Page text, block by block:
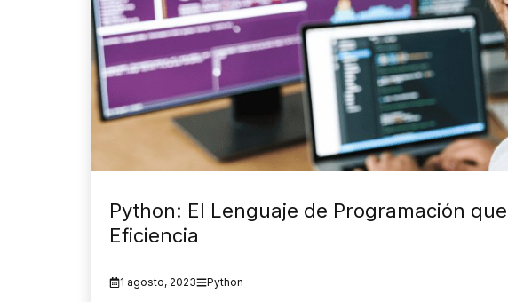
Python: El Lenguaje de Programación
Eficiencia
1 agosto, 2023 Python